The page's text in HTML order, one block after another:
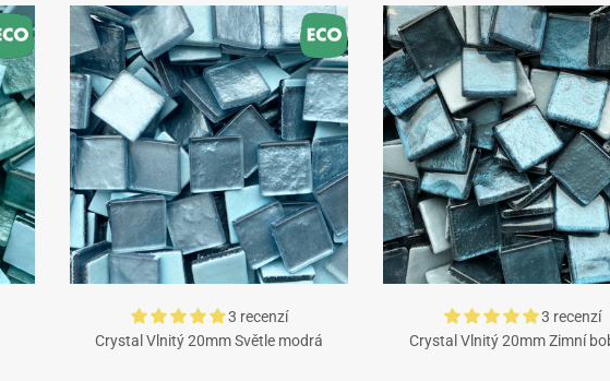
3 recenzí
Crystal Vlnitý 20mm Světle modrá
3 recenzí
Crystal Vlnitý 20mm Zimní